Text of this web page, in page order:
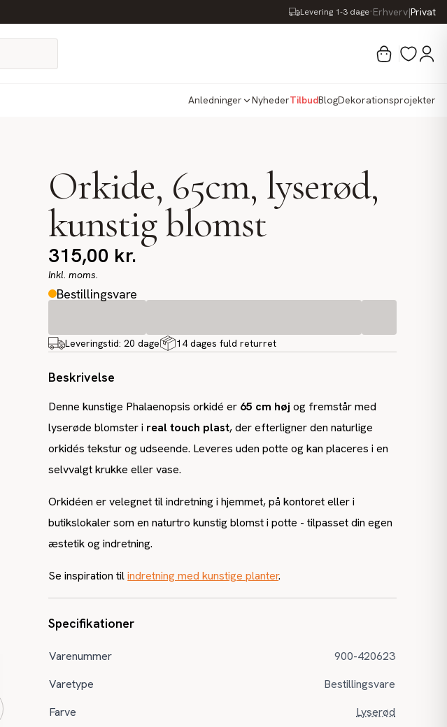
Levering 1-3 dage·Erhverv|Privat
Anledninger NyhederTilbudBlogDekorationsprojekter
Orkide, 65cm, lyserød,
kunstig blomst
315,00 kr.
Inkl. moms.
Bestillingsvare
Leveringstid:20 dage 14 dages fuld returret
Beskrivelse
Denne kunstige Phalaenopsis orkidé er 65 cm høj og fremstår med
lyserøde blomster i real touch plast, der efterligner den naturlige
orkidés tekstur og udseende. Leveres uden potte og kan placeres i en
selvvalgt krukke eller vase.
Orkidéen er velegnet til indretning i hjemmet, på kontoret eller i
butikslokaler som en naturtro kunstig blomst i potte - tilpasset din egen
æstetik og indretning.
Se inspiration tilindretning med kunstige planter.
Specifikationer
Varenummer
900-420623
Varetype
Bestillingsvare
Farve
Lyserød